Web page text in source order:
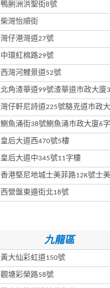
鴨脷洲洪聖街8號
柴灣怡順街
灣仔港灣道27號
中環紅棉路29號
西灣河鯉景道52號
北角渣華道99號渣華道市政大廈
灣仔軒尼詩道225號駱克道市政
鰂魚涌街38號鰂魚涌市政大廈6
皇后大道西470號5樓
皇后大道中345號11字樓
香港堅尼地城士美菲路12K號士
西營盤東邊街北18號
九龍區
黃大仙彩虹道150號
觀塘彩榮路58號